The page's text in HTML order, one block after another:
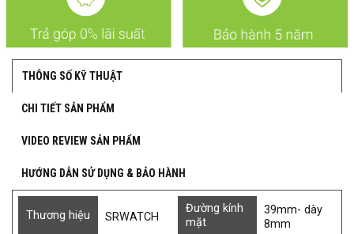
THÔNG SỐ KỸ THUẬT
CHI TIẾT SẢN PHẨM
VIDEO REVIEW SẢN PHẨM
HƯỚNG DẪN SỬ DỤNG & BẢO HÀNH
Thương hiệu SRWATCH
Đường kính
mặt
39mm- dày
8mm